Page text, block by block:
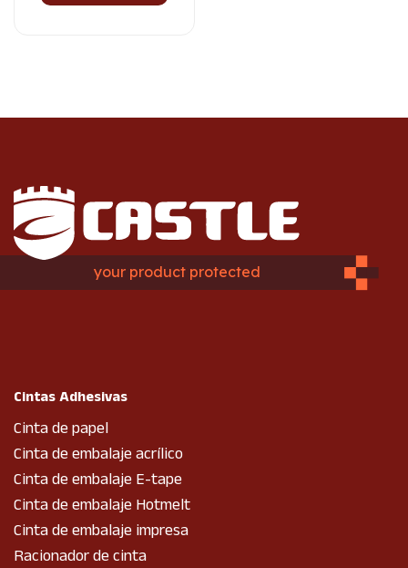
your product protected
Cintas Adhesivas
Cinta de papel
Cinta de embalaje acrílico
Cinta de embalaje E-tape
Cinta de embalaje Hotmelt
Cinta de embalaje impresa
Racionador de cinta